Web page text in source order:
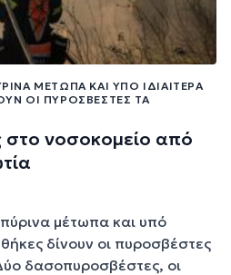
ΜΈΤΩΠΑ ΚΑΙ ΥΠΌ ΙΔΙΑΊΤΕΡΑ
ΟΙ ΠΥΡΟΣΒΈΣΤΕΣ ΤΑ
νοσοκομείο από
μέτωπα και υπό
δίνουν οι πυροσβέστες
δασοπυροσβέστες, οι